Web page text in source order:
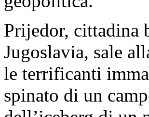
Prijedor, cittadina
Jugoslavia, sale
le terrificanti
spinato di un